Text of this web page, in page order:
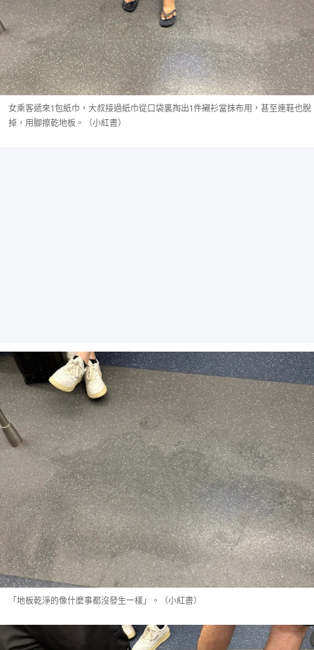
女乘客遞來1包紙巾，大叔接過紙巾從口袋裏掏出1件襯衫當抹布用，甚至連鞋也脫
掉，用腳擦乾地板。（小紅書）
「地板乾淨的像什麼事都沒發生一樣」。（小紅書）